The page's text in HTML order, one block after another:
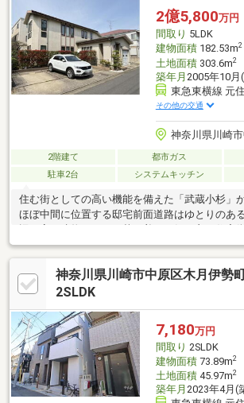
のお子様もらくらく通学できます！◆「もとま
店」まで徒歩約6分！日々のお買い物も楽々！
2億5,800万円
間取り 5LDK
建物面積182.53m2
土地面積303.6m2
築年月 2005年10
東急東横線 元
その他の交通
神奈川県川崎
2階建て 都市ガス
駐車2台
システムキッチン
住む街としての高い機能を備えた「武蔵小杉」
ほぼ中間に位置する邸宅前面道路はゆとりのあ
台分の駐車スペース（内、1台はビルトインガ
り）■全館空調システム （24時間365日 温度管
を実現、花粉やホコリ、PM2.5の胞子も取り除き
室は書斎スペース付、リビングにはミセスコー
だけます。
神奈川県川崎市中原区木月伊勢
2SLDK
7,180万円
間取り 2SLDK
建物面積73.89m2
土地面積45.97m2
築年月 2023年4月(